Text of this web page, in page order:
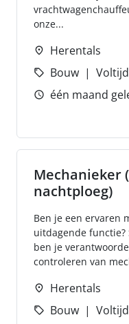
onze...
Herentals
Bouw
één maand
Mechanieker
nachtploeg)
Ben je een ervaren
uitdagende
ben je
controleren van
Herentals
Bouw